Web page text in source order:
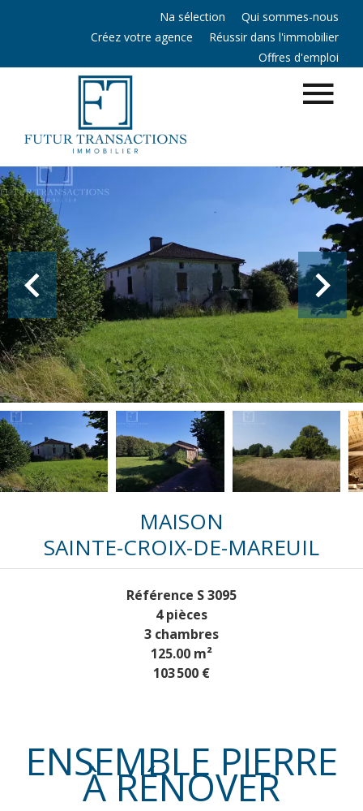
Na sélection
Qui sommes-nous
Créez votre agence
Réussir dans l'immobilier
Offres d'emploi
MAISON
SAINTE-CROIX-DE-MAREUIL
Référence S 3095
4 pièces
3 chambres
125.00 m²
103 500 €
ENSEMBLE PIERRE
À RÉNOVER